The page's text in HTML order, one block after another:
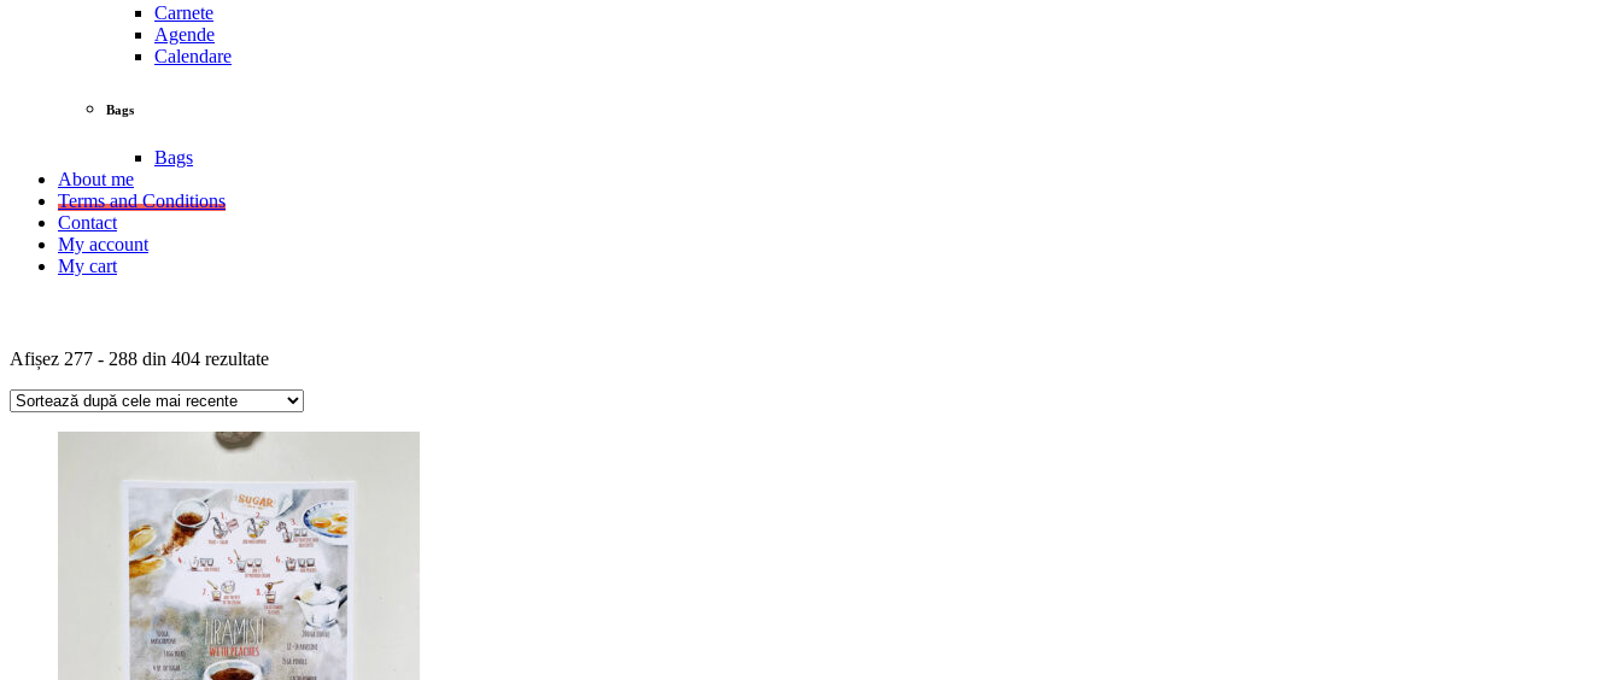
Carnete
Agende
Calendare
Bags
Bags
About me
Terms and Conditions
Contact
My account
My cart
Afișez 277 - 288 din 404 rezultateSortat
cele